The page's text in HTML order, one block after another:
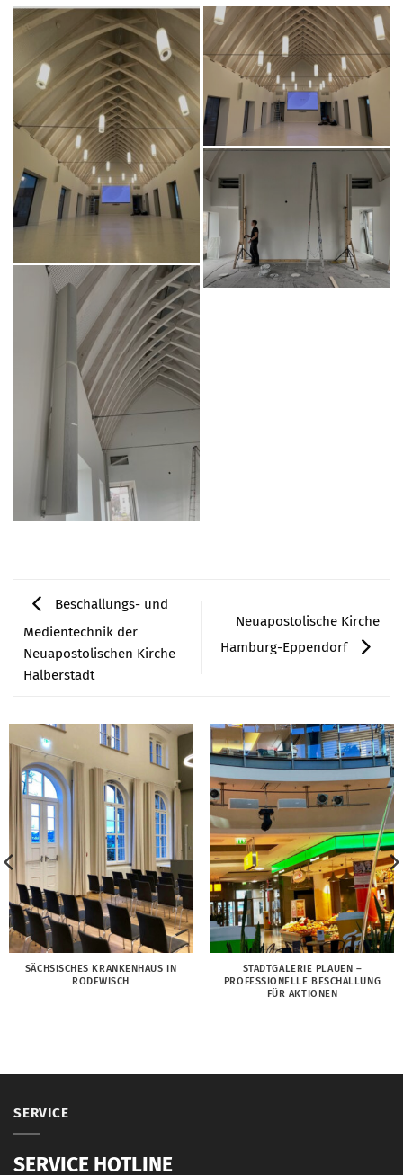
Beschallungs- und
Medientechnik der
Neuapostolischen Kirche
Halberstadt
Neuapostolische Kirche
Hamburg-Eppendorf
SÄCHSISCHES KRANKENHAUS IN
RODEWISCH
STADTGALERIE PLAUEN –
PROFESSIONELLE BESCHALLUNG
FÜR AKTIONEN
SERVICE
SERVICE HOTLINE